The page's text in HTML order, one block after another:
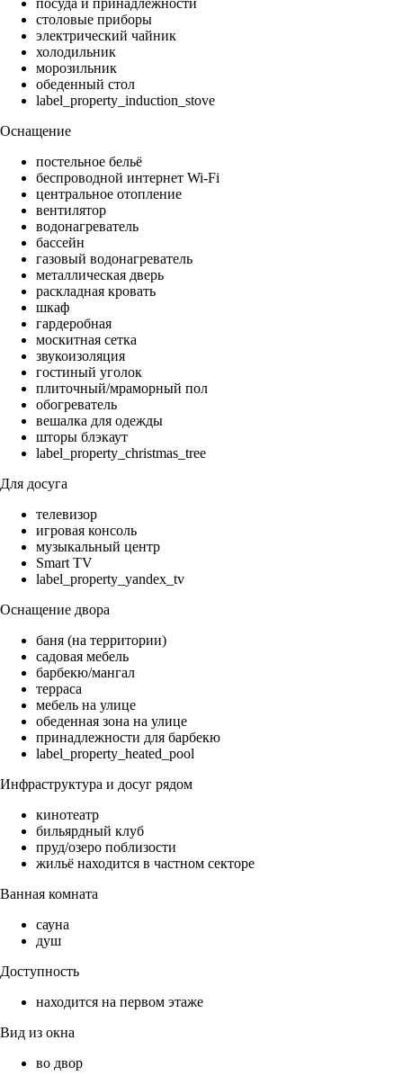
посуда и принадлежности
столовые приборы
электрический чайник
холодильник
морозильник
обеденный стол
label_property_induction_stove
Оснащение
постельное бельё
беспроводной интернет Wi-Fi
центральное отопление
вентилятор
водонагреватель
бассейн
газовый водонагреватель
металлическая дверь
раскладная кровать
шкаф
гардеробная
москитная сетка
звукоизоляция
гостиный уголок
плиточный/мраморный пол
обогреватель
вешалка для одежды
шторы блэкаут
label_property_christmas_tree
Для досуга
телевизор
игровая консоль
музыкальный центр
Smart TV
label_property_yandex_tv
Оснащение двора
баня (на территории)
садовая мебель
барбекю/мангал
терраса
мебель на улице
обеденная зона на улице
принадлежности для барбекю
label_property_heated_pool
Инфраструктура и досуг рядом
кинотеатр
бильярдный клуб
пруд/озеро поблизости
жильё находится в частном секторе
Ванная комната
сауна
душ
Доступность
находится на первом этаже
Вид из окна
во двор